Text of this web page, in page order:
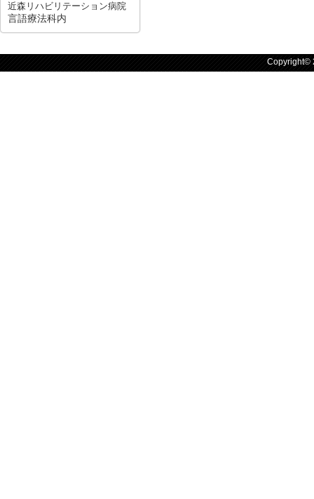
近森リハビリテーション病院
言語療法科内
Copyright©